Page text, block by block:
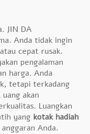
JIN DA
Anda tidak ingin
cepat rusak.
pengalaman
harga. Anda
tetapi terkadang
akan
Luangkan
yang kotak hadiah
Anda.